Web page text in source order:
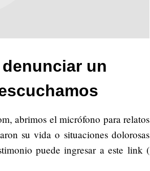
un
abrimos el micrófono para relatos
su vida o situaciones dolorosas
puede ingresar a este link (